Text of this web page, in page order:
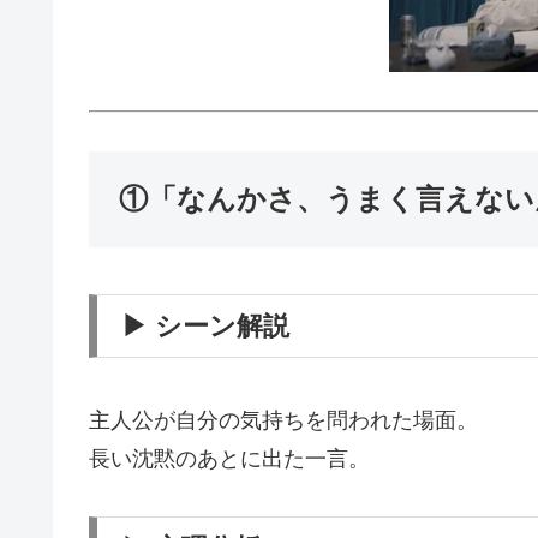
①「なんかさ、うまく言えな
▶ シーン解説
主人公が自分の気持ちを問われた場面。
長い沈黙のあとに出た一言。